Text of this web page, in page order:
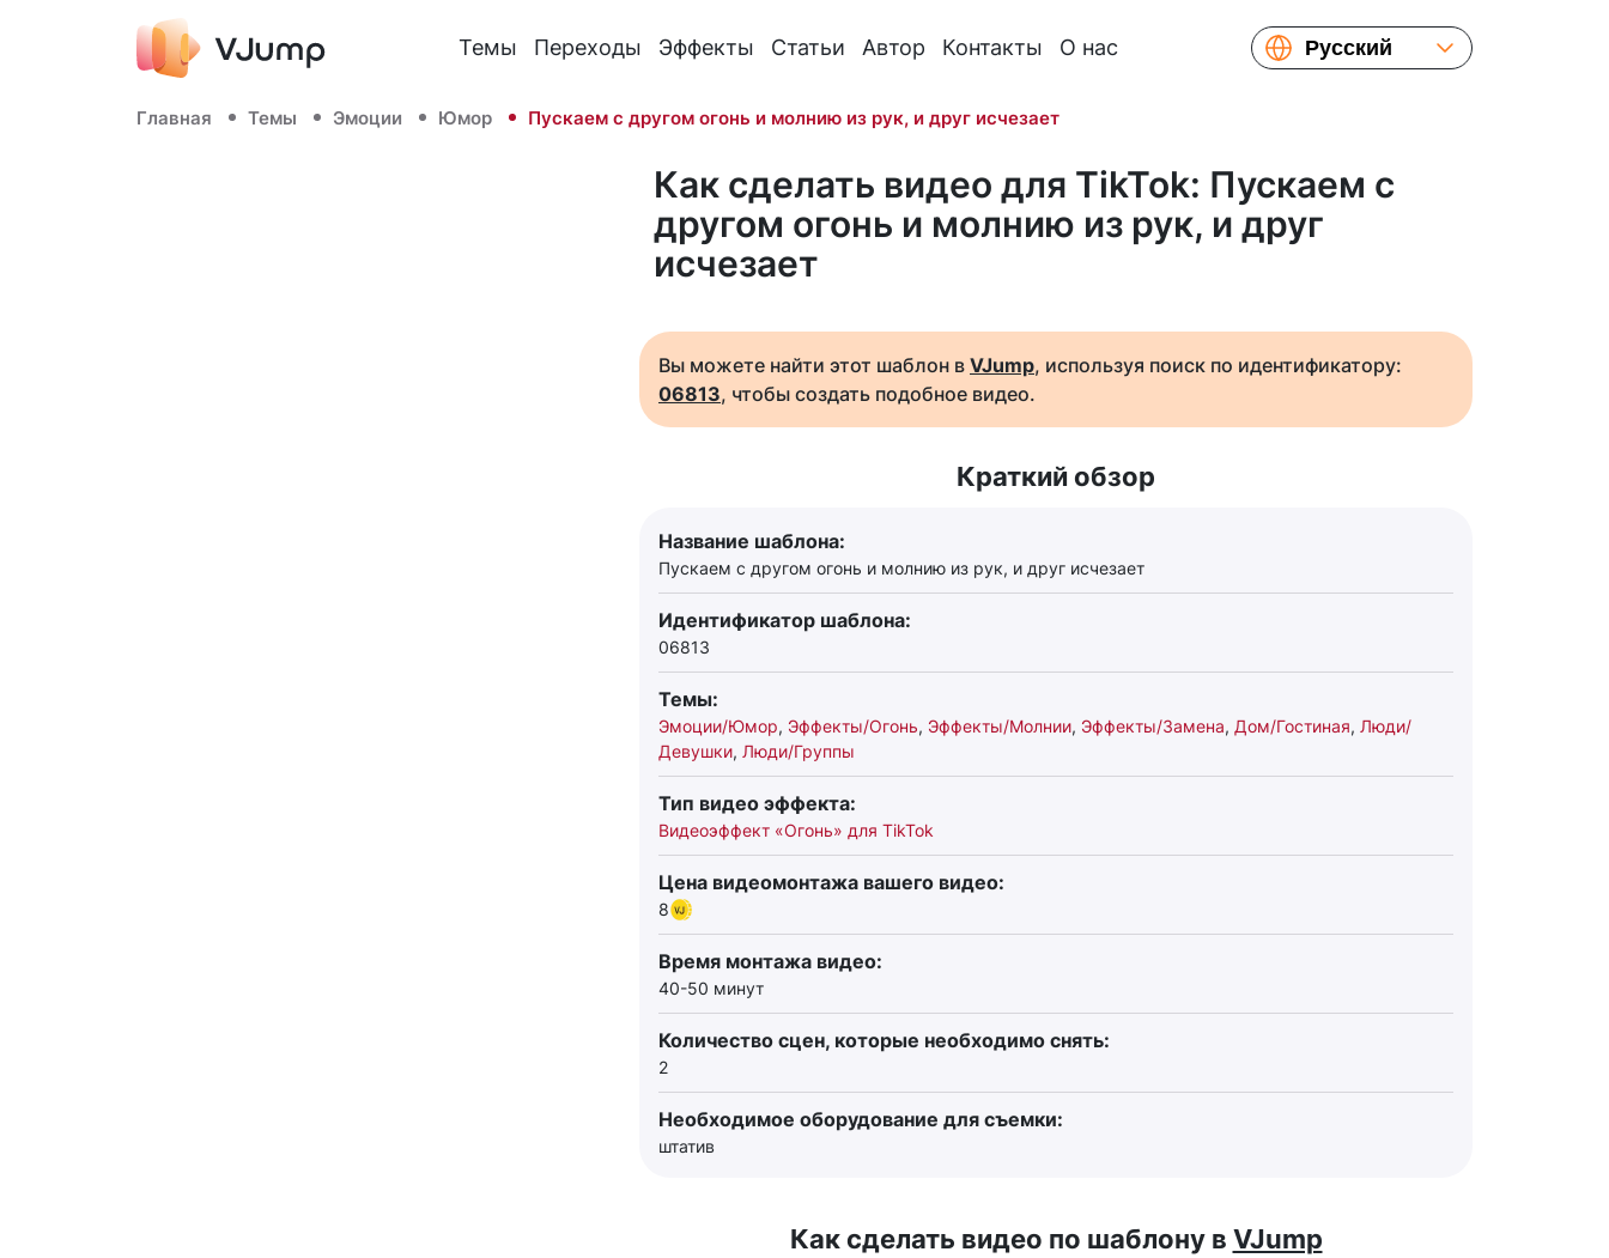
Темы Переходы Эффекты Статьи Автор Контакты О нас
Русский
Français
繁體中文
Главная Темы Эмоции Юмор Пускаем с другом огонь и молнию из рук, и друг исчезает
Как сделать видео для TikTok: Пускаем с
другом огонь и молнию из рук, и друг
исчезает
Вы можете найти этот шаблон в VJump, используя поиск по идентификатору:
06813, чтобы создать подобное видео.
Краткий обзор
Название шаблона:
Пускаем с другом огонь и молнию из рук, и друг исчезает
Идентификатор шаблона:
06813
Темы:
Эмоции/Юмор, Эффекты/Огонь, Эффекты/Молнии, Эффекты/Замена, Дом/Гостиная, Люди/
Девушки, Люди/Группы
Тип видео эффекта:
Видеоэффект «Огонь» для TikTok
Цена видеомонтажа вашего видео:
8
Время монтажа видео:
40-50 минут
Количество сцен, которые необходимо снять:
2
Необходимое оборудование для съемки:
штатив
Как сделать видео по шаблону в VJump